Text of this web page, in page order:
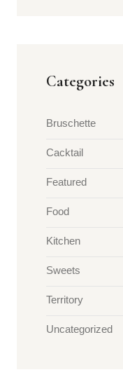
Categories
Bruschette
Cacktail
Featured
Food
Kitchen
Sweets
Territory
Uncategorized